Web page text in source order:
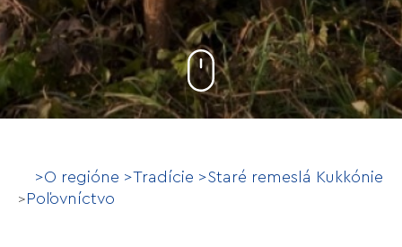
>O regióne >Tradície >Staré remeslá Kukkónie
>Poľovníctvo